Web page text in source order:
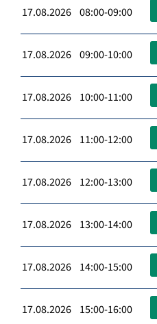
17.08.2026 08:00-09:00
17.08.2026 09:00-10:00
17.08.2026 10:00-11:00
17.08.2026 11:00-12:00
17.08.2026 12:00-13:00
17.08.2026 13:00-14:00
17.08.2026 14:00-15:00
17.08.2026 15:00-16:00